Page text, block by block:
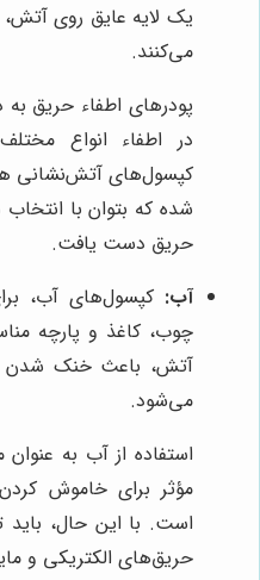
یک لایه عایق روی
می‌کنند.
پودرهای اطفاء حریق به
در اطفاء انواع
کپسول‌های آتش‌نشانی
شده که بتوان با
حریق دست یافت.
آب: کپسول‌های آب،
چوب، کاغذ و پارچه
آتش، باعث خنک شدن
می‌شود.
استفاده از آب به
مؤثر برای خاموش
است. با این حال،
حریق‌های الکتریکی و